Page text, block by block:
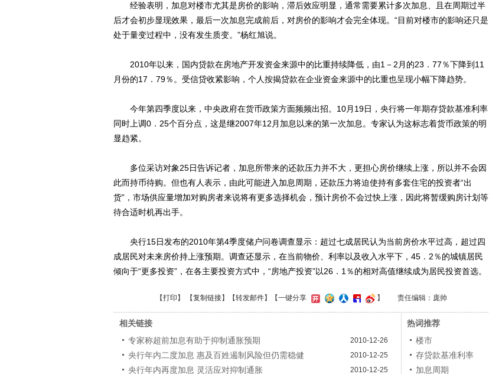
经验表明，加息对楼市尤其是房价的影响，滞后效应明显，通常需要累计多次加息、且在周期过半
后才会初步显现效果，最后一次加息完成前后，对房价的影响才会完全体现。“目前对楼市的影响还只是
处于量变过程中，没有发生质变。”杨红旭说。
2010年以来，国内贷款在房地产开发资金来源中的比重持续降低，由1－2月的23．77％下降到11
月份的17．79％。受信贷收紧影响，个人按揭贷款在企业资金来源中的比重也呈现小幅下降趋势。
今年第四季度以来，中央政府在货币政策方面频频出招。10月19日，央行将一年期存贷款基准利率
同时上调0．25个百分点，这是继2007年12月加息以来的第一次加息。专家认为这标志着货币政策的明
显趋紧。
多位采访对象25日告诉记者，加息所带来的还款压力并不大，更担心房价继续上涨，所以并不会因
此而持币待购。但也有人表示，由此可能进入加息周期，还款压力将迫使持有多套住宅的投资者“出
货”，市场供应量增加对购房者来说将有更多选择机会，预计房价不会过快上涨，因此将暂缓购房计划等
待合适时机再出手。
央行15日发布的2010年第4季度储户问卷调查显示：超过七成居民认为当前房价水平过高，超过四
成居民对未来房价持上涨预期。调查还显示，在当前物价、利率以及收入水平下，45．2％的城镇居民
倾向于“更多投资”，在各主要投资方式中，“房地产投资”以26．1％的相对高值继续成为居民投资首选。
【打印 】 【复制链接】【转发邮件】 【一键分享 】 责任编辑：庞帅
相关链接
专家称超前加息有助于抑制通胀预期
2010-12-26
央行年内二度加息 惠及百姓遏制风险但仍需稳健 2010-12-25
央行年内再度加息 灵活应对抑制通胀 2010-12-25
热词推荐
楼市
存贷款基准利率
加息周期